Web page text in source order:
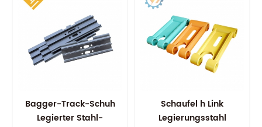
Bagger-Track-Schuh
Legierter Stahl-
Schaufel h Link
Legierungsstahl